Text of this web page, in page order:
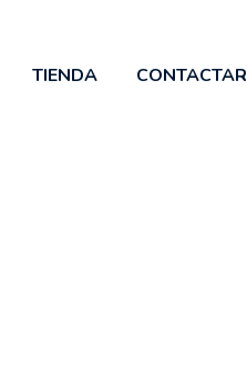
TIENDA CONTACTAR